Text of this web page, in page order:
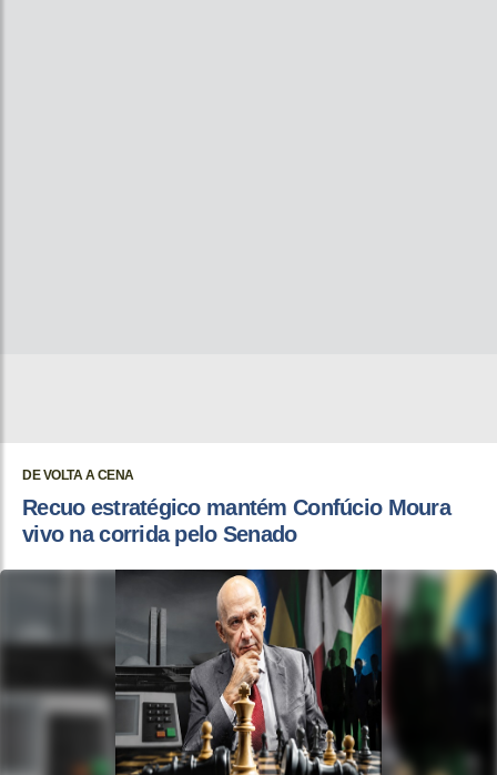
DE VOLTA A CENA
Recuo estratégico mantém Confúcio Moura
vivo na corrida pelo Senado